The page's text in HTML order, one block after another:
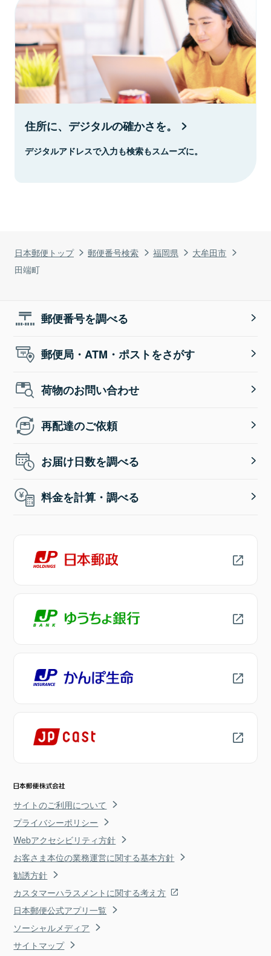
日本郵便トップ 郵便番号検索 福岡県
大牟田市
田端町
住所に、デジタルの確かさを。
デジタルアドレスで入力も検索もスムーズに。
郵便番号を調べる
郵便局・ATM・ポストをさがす
荷物のお問い合わせ
再配達のご依頼
お届け日数を調べる
料金を計算・調べる
サイトのご利用について
プライバシーポリシー
Webアクセシビリティ方針
お客さま本位の業務運営に関する基本方針
勧誘方針
カスタマーハラスメントに関する考え方
日本郵便公式アプリ一覧
ソーシャルメディア
サイトマップ